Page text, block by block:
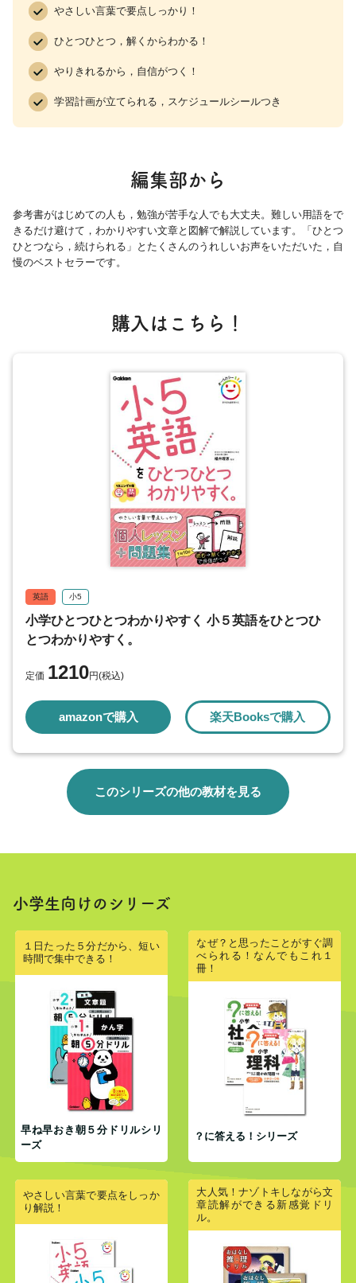
やさしい言葉で要点しっかり！
ひとつひとつ，解くからわかる！
やりきれるから，自信がつく！
学習計画が立てられる，スケジュールシールつき
編集部から
参考書がはじめての人も，勉強が苦手な人でも大丈夫。難しい用語をで
きるだけ避けて，わかりやすい文章と図解で解説しています。「ひとつ
ひとつなら，続けられる」とたくさんのうれしいお声をいただいた，自
慢のベストセラーです。
購入はこちら！
英語 小5
小学ひとつひとつわかりやすく 小５英語をひとつひ
とつわかりやすく。
定価 1210円(税込)
amazonで購入 楽天Booksで購入
このシリーズの他の教材を見る
小学生向けのシリーズ
１日たった５分だから、短い
時間で集中できる！
早ね早おき朝５分ドリルシリ
ーズ
なぜ？と思ったことがすぐ調
べられる！なんでもこれ１
冊！
？に答える！シリーズ
やさしい言葉で要点をしっか
り解説！
大人気！ナゾトキしながら文
章読解ができる新感覚ドリ
ル。